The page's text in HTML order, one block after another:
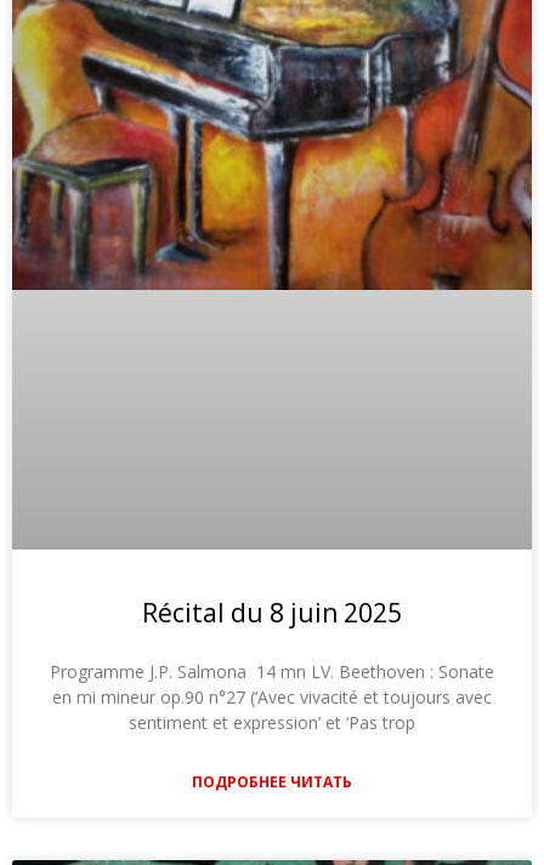
Récital du 8 juin 2025
Programme J.P. Salmona 14 mn LV. Beethoven : Sonate
en mi mineur op.90 n°27 (‘Avec vivacité et toujours avec
sentiment et expression’ et ‘Pas trop
ПОДРОБНЕЕ ЧИТАТЬ